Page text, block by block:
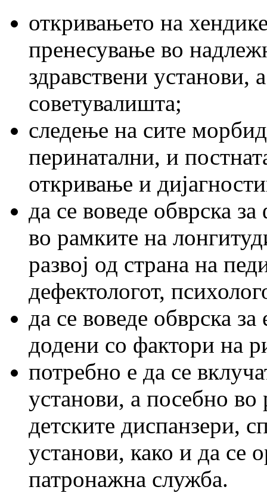
откривањето на
пренесување во
здравствени установи,
советувалишта;
следење на сите
перинатални, и
откривање и
да се воведе обврска
во рамките на
развој од страна на
дефектологот,
да се воведе обврска
додени со фактори на
потребно е да се
установи, а посебно во
детските диспанзери,
установи, како и да се
патронажна служба.